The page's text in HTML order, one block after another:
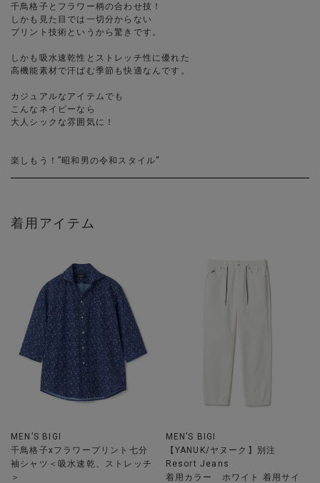
千鳥格子とフラワー柄の合わせ技！
しかも見た目では一切分からない
プリント技術というから驚きです。
しかも吸水速乾性とストレッチ性に優れた
高機能素材で汗ばむ季節も快適なんです。
カジュアルなアイテムでも
こんなネイビーなら
大人シックな雰囲気に！
楽しもう！”昭和男の令和スタイル“
着用アイテム
MEN’S BIGI
千鳥格子xフラワープリント七分
袖シャツ＜吸水速乾、ストレッチ
＞
MEN’S BIGI
【YANUK/ヤヌーク】別注
Resort Jeans
着用カラー ホワイト 着用サイ